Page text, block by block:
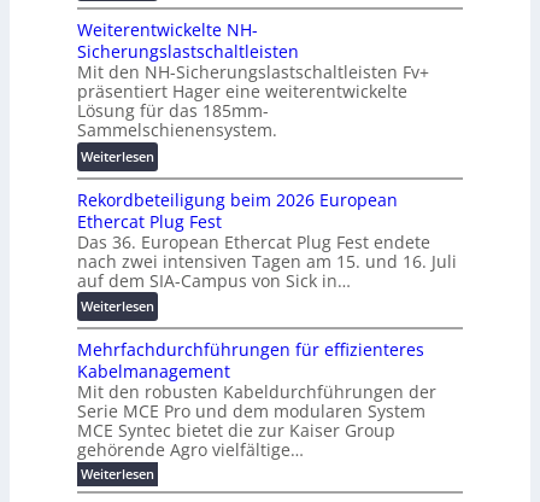
t
a
l
e
T
r
a
n
s
p
a
r
e
n
z
b
a
u
:
F
o
r
s
h
u
n
g
s
f
r
d
e
r
u
g
V
o
l
t
a
-
X
2
0
2
7
w
i
r
d
z
u
m
E
n
e
r
g
Weiterentwickelte NH-
Sicherungslastschaltleisten
Mit den NH-Sicherungslastschaltleisten Fv+
präsentiert Hager eine weiterentwickelte
Lösung für das 185mm-
Sammelschienensystem.
Weiterlesen:
W
e
i
t
e
r
e
n
t
w
i
c
k
e
l
Rekordbeteiligung beim 2026 European
Ethercat Plug Fest
Das 36. European Ethercat Plug Fest endete
nach zwei intensiven Tagen am 15. und 16. Juli
auf dem SIA-Campus von Sick in…
Weiterlesen:
R
e
k
o
r
d
b
e
Mehrfachdurchführungen für effizienteres
Kabelmanagement
Mit den robusten Kabeldurchführungen der
Serie MCE Pro und dem modularen System
MCE Syntec bietet die zur Kaiser Group
gehörende Agro vielfältige…
Weiterlesen:
M